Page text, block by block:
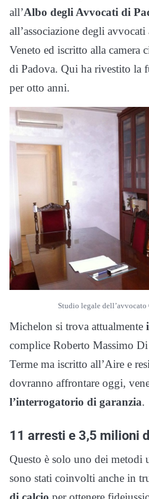
all’Albo degli Avvocati di
all’associazione degli
Veneto ed iscritto alla camera
di Padova. Qui ha rivestito la
per otto anni.
Studio legale
Michelon si trova attualmente
complice Roberto Massimo
Terme ma iscritto all’Aire e
dovranno affrontare oggi,
l’interrogatorio di garanzia.
11 arresti e 3,5 milioni
Questo è solo uno dei metodi
sono stati coinvolti anche in